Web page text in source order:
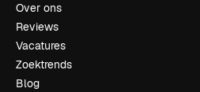
Over ons
Reviews
Vacatures
Zoektrends
Blog